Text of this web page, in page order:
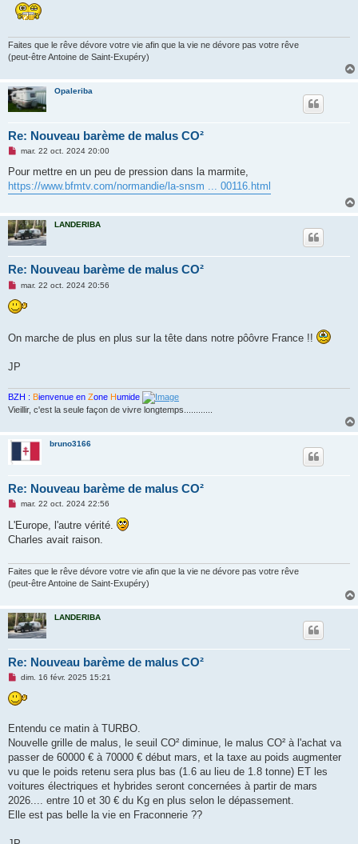
Faites que le rêve dévore votre vie afin que la vie ne dévore pas votre rêve
(peut-être Antoine de Saint-Exupéry)
Opaleriba
Re: Nouveau barème de malus CO²
M
s
a
n
o
n
l
u
mar. 22 oct. 2024 20:00
Pour mettre en un peu de pression dans la marmite,
https://www.bfmtv.com/normandie/la-snsm ... 00116.html
LANDERIBA
Re: Nouveau barème de malus CO²
M
s
s
e
o
u
mar. 22 oct. 2024 20:56
On marche de plus en plus sur la tête dans notre pôôvre France !!
JP
BZH : Bienvenue en Zone Humide
Vieillir, c'est la seule façon de vivre longtemps............
bruno3166
Re: Nouveau barème de malus CO²
M
s
s
a
n
n
u
mar. 22 oct. 2024 22:56
L'Europe, l'autre vérité.
Charles avait raison.
Faites que le rêve dévore votre vie afin que la vie ne dévore pas votre rêve
(peut-être Antoine de Saint-Exupéry)
LANDERIBA
Re: Nouveau barème de malus CO²
M
s
s
g
e
n
o
n
l
u
dim. 16 févr. 2025 15:21
Entendu ce matin à TURBO.
Nouvelle grille de malus, le seuil CO² diminue, le malus CO² à l'achat va
passer de 60000 € à 70000 € début mars, et la taxe au poids augmenter
vu que le poids retenu sera plus bas (1.6 au lieu de 1.8 tonne) ET les
voitures électriques et hybrides seront concernées à partir de mars
2026.... entre 10 et 30 € du Kg en plus selon le dépassement.
Elle est pas belle la vie en Fraconnerie ??